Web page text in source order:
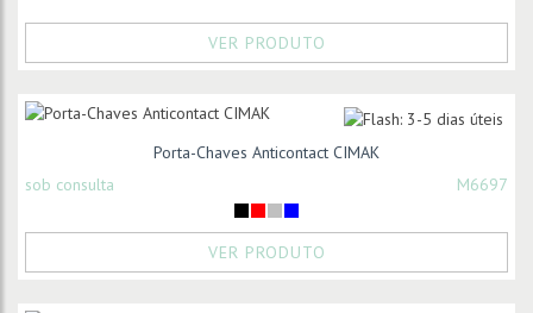
VER PRODUTO
Porta-Chaves Anticontact CIMAK
sob consulta
M6697
VER PRODUTO